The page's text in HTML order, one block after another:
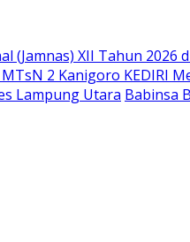
(Jamnas) XII Tahun 2026
2 Kanigoro KEDIRI
Lampung Utara Babinsa